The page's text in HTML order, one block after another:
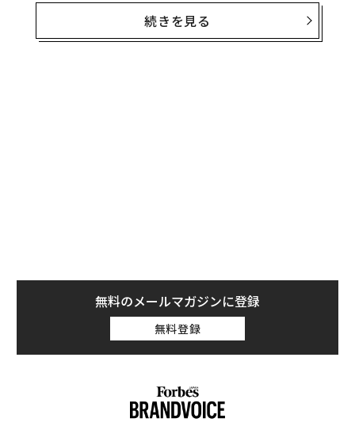
では2022年の20代は、車についてどのような憧れを抱い
ているのでしょうか。新⾞・⾃動⾞ニュースのWEBマガ
■質問1：憧れるクルマのメーカー（複数回答）
メルセデス・ベンツ：58人
続きを見る
無料のメールマガジンに登録
無料登録